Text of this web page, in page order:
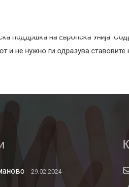
поддршка на Европска Унија.
не нужно ги одразува ставовите
29.02.2024